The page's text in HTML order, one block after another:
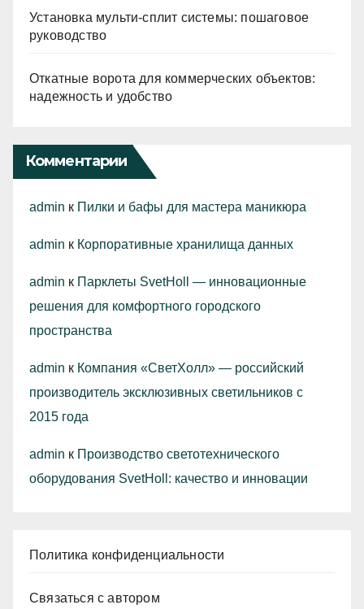
Установка мульти-сплит системы: пошаговое
руководство
Откатные ворота для коммерческих объектов:
надежность и удобство
Комментарии
admin к Пилки и бафы для мастера маникюра
admin к Корпоративные хранилища данных
admin к Парклеты SvetHoll — инновационные
решения для комфортного городского
пространства
admin к Компания «СветХолл» — российский
производитель эксклюзивных светильников с
2015 года
admin к Производство светотехнического
оборудования SvetHoll: качество и инновации
Политика конфиденциальности
Связаться с автором